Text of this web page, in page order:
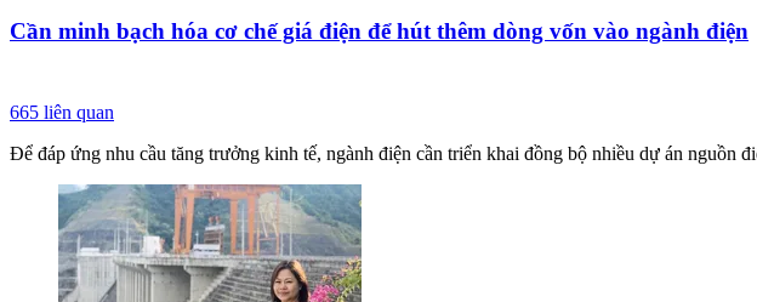
Cần minh bạch hóa cơ chế giá điện để hút thêm dòng vốn vào ngành điện
665 liên quan
Để đáp ứng nhu cầu tăng trưởng kinh tế, ngành điện cần triển khai đồng bộ nhiều dự án